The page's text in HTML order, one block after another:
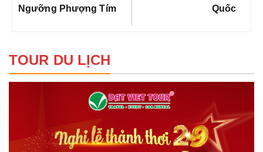
Ngưỡng Phượng Tím
Quốc
TOUR DU LỊCH